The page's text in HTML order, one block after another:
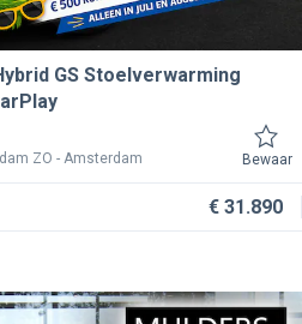
GS Stoelverwarming
ZO
Amsterdam Bewaar
€ 31.890